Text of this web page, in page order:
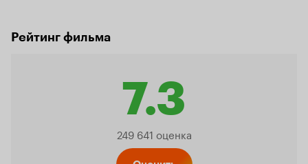
Рейтинг фильма
7.3
Рейтинг
249 641 оценка